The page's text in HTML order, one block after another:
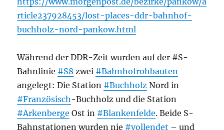
rticle237928453/lost-places-ddr-bahnhof-
buchholz-nord-pankow.html
Während der DDR-Zeit wurden auf der #S-
Bahnlinie #S8 zwei #Bahnhofrohbauten
angelegt: Die Station #Buchholz Nord in
#Französisch-Buchholz und die Station
#Arkenberge Ost in #Blankenfelde. Beide S-
Bahnstationen wurden nie #vollendet – und